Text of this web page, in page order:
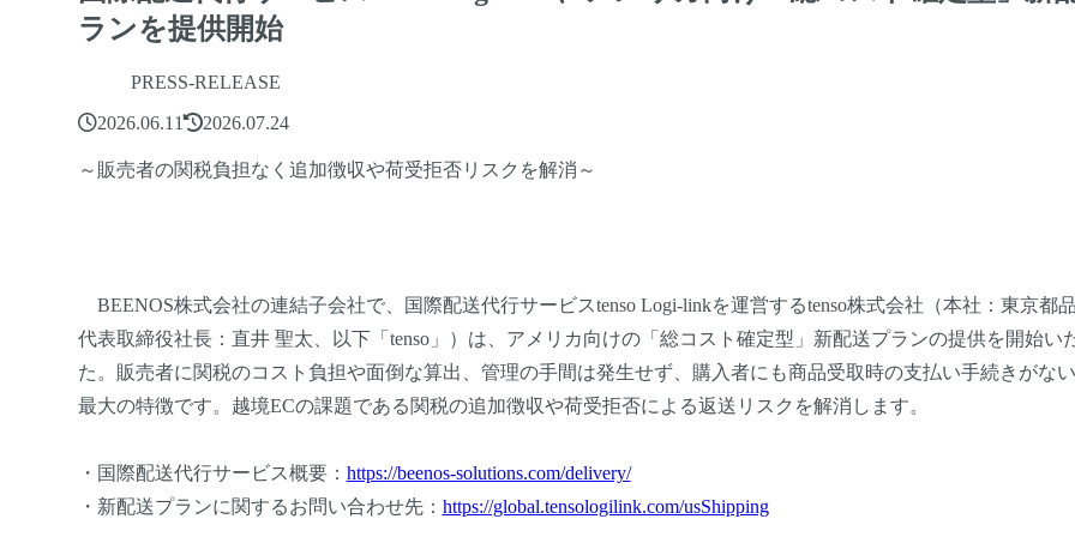
ランを提供開始
PRESS-RELEASE
2026.06.11
2026.07.24
～販売者の関税負担なく追加徴収や荷受拒否リスクを解消～
BEENOS株式会社の連結子会社で、国際配送代行サービスtenso Logi-linkを運営するtenso株式会社（本社：東京都品
代表取締役社長：直井 聖太、以下「tenso」）は、アメリカ向けの「総コスト確定型」新配送プランの提供を開始い
た。販売者に関税のコスト負担や面倒な算出、管理の手間は発生せず、購入者にも商品受取時の支払い手続きがな
最大の特徴です。越境ECの課題である関税の追加徴収や荷受拒否による返送リスクを解消します。
・国際配送代行サービス概要： https://beenos-solutions.com/delivery/
・新配送プランに関するお問い合わせ先： https://global.tensologilink.com/usShipping